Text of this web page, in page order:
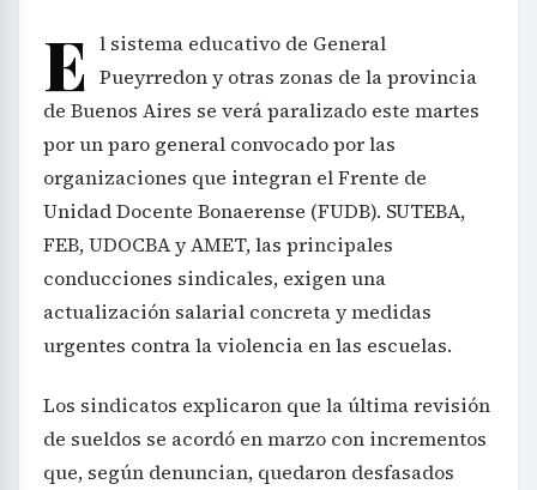
E l sistema educativo de General
Pueyrredon y otras zonas de la provincia
de Buenos Aires se verá paralizado este martes
por un paro general convocado por las
organizaciones que integran el Frente de
Unidad Docente Bonaerense (FUDB). SUTEBA,
FEB, UDOCBA y AMET, las principales
conducciones sindicales, exigen una
actualización salarial concreta y medidas
urgentes contra la violencia en las escuelas.
Los sindicatos explicaron que la última revisión
de sueldos se acordó en marzo con incrementos
que, según denuncian, quedaron desfasados